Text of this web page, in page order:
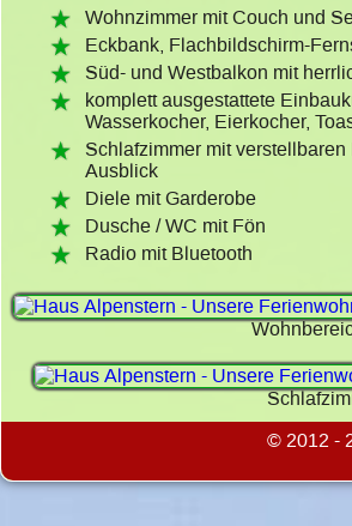
Wohnzimmer mit Couch und
Eckbank, Flachbildschirm-
Süd- und Westbalkon mit
komplett ausgestattete
Wasserkocher, Eierkocher,
Schlafzimmer mit
Ausblick
Diele mit Garderobe
Dusche / WC mit Fön
Radio mit Bluetooth
© 2012 -